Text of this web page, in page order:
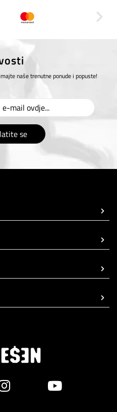
naše trenutne ponude i popuste!
se